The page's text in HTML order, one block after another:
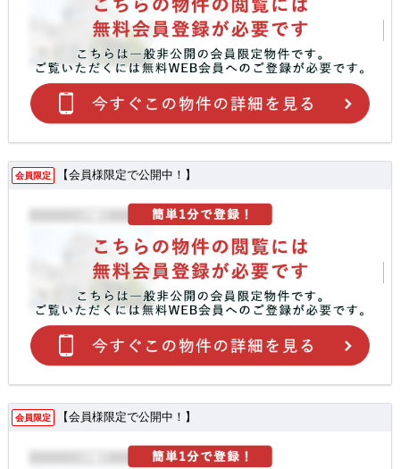
会員限定 【会員様限定で公開中！】
会員限定 【会員様限定で公開中！】